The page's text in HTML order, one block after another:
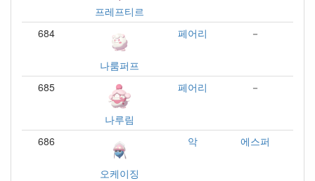
프레프티르
684
나룸퍼프
페어리 －
685
나루림
페어리 －
686
오케이징
악 에스퍼